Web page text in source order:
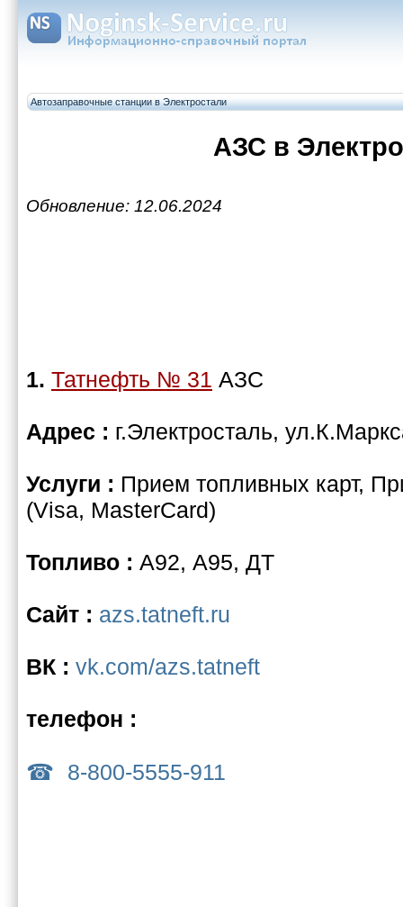
Автозаправочные станции в Электростали
АЗС в
Обновление: 12.06.2024
1. Татнефть № 31 АЗС
Адрес : г.Электросталь,
Услуги : Прием топливных карт,
(Visa, MasterCard)
Топливо : А92, А95, ДТ
Сайт : azs.tatneft.ru
ВК : vk.com/azs.tatneft
телефон :
8-800-5555-911